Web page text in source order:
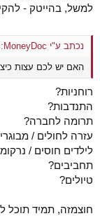
למשל, בהייטק -
נכתב ע"י MoneyDoc:
האם יש לכם עצות
רוחניות?
התנדבות?
תרומה לחברה?
עזרה לחולים /
לילדים חוסים /
תחביבים?
טיולים?
חוצמזה, תמיד תוכל